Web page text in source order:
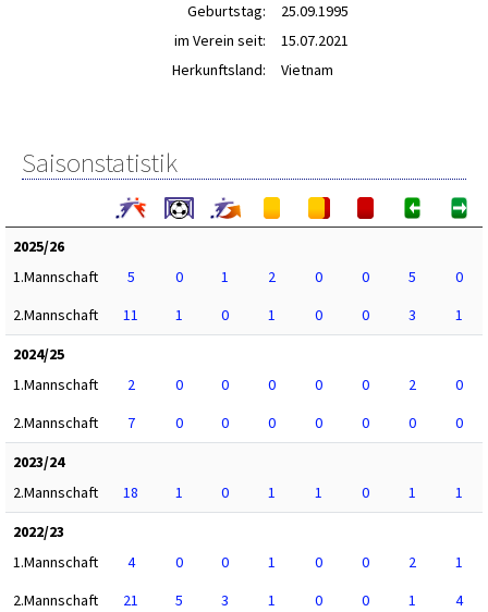
Geburtstag:
25.09.1995
im Verein seit:
15.07.2021
Herkunftsland:
Vietnam
Saisonstatistik
2025/26
1.Mannschaft
5 0 1 2 0 0 5
0
2.Mannschaft
11 1 0 1 0 0 3
1
2024/25
1.Mannschaft
2 0 0 0 0 0 2
0
2.Mannschaft
7 0 0 0 0 0 0
0
2023/24
2.Mannschaft
18 1 0 1 1 0 1
1
2022/23
1.Mannschaft
4 0 0 1 0 0 2
1
2.Mannschaft
21 5 3 1 0 0 1
4